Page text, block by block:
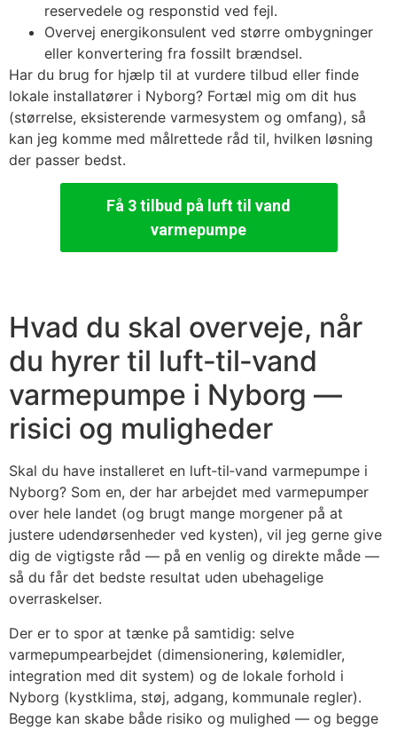
reservedele og responstid ved fejl.
Overvej energikonsulent ved større ombygninger
eller konvertering fra fossilt brændsel.
Har du brug for hjælp til at vurdere tilbud eller finde
lokale installatører i Nyborg? Fortæl mig om dit hus
(størrelse, eksisterende varmesystem og omfang), så
kan jeg komme med målrettede råd til, hvilken løsning
der passer bedst.
Få 3 tilbud på luft til vand
varmepumpe
Hvad du skal overveje, når
du hyrer til luft‑til‑vand
varmepumpe i Nyborg —
risici og muligheder
Skal du have installeret en luft‑til‑vand varmepumpe i
Nyborg? Som en, der har arbejdet med varmepumper
over hele landet (og brugt mange morgener på at
justere udendørsenheder ved kysten), vil jeg gerne give
dig de vigtigste råd — på en venlig og direkte måde —
så du får det bedste resultat uden ubehagelige
overraskelser.
Der er to spor at tænke på samtidig: selve
varmepumpearbejdet (dimensionering, kølemidler,
integration med dit system) og de lokale forhold i
Nyborg (kystklima, støj, adgang, kommunale regler).
Begge kan skabe både risiko og mulighed — og begge